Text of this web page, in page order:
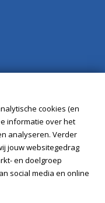
cookies (en
informatie over het
analyseren. Verder
jouw websitegedrag
en doelgroep
social media en online